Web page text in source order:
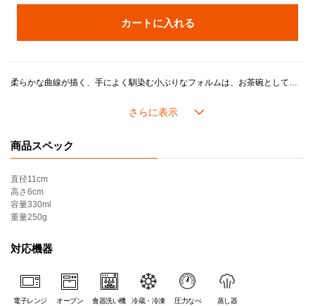
カートに入れる
柔らかな曲線が描く、手によく馴染む小ぶりなフォルムは、お茶碗としてはもちろん、スープやサラダボールとしてもおすすめです。
＊製造時期により、化粧箱のデザインや製品の色味が若干異なる場合がございます。あらかじめご了承ください。
商品スペック
直径11cm
高さ6cm
容量330ml
重量250g
対応機器
電子レンジ オーブン 食器洗い機 冷蔵・冷凍 圧力なべ 蒸し器